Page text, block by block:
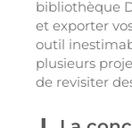
bibliothèque
et exporter
outil
plusieurs
de revisiter